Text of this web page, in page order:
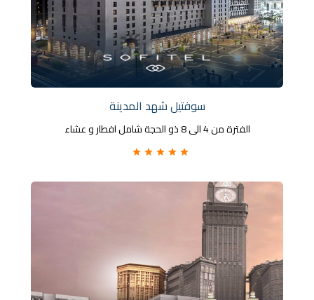
سوفتيل شهد المدينة
الفترة من 4 الى 8 ذو الحجة شامل افطار و عشاء